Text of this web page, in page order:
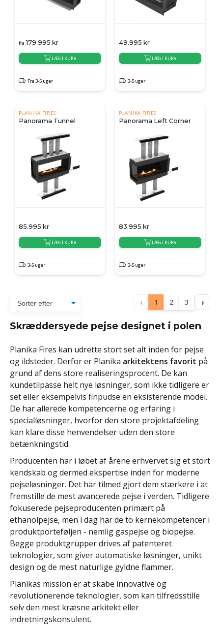
fra 179.995 kr
LÆG I KURV
Fra 3-5 uger
49.995 kr
LÆG I KURV
3-5 uger
PLANIKA FIRES
Panorama Tunnel
85.995 kr
LÆG I KURV
3-5 uger
PLANIKA FIRES
Panorama Left Corner
83.995 kr
LÆG I KURV
3-5 uger
‹ 1 2 3 ›
Skræddersyede pejse designet i polen
Planika Fires kan udrette stort set alt inden for pejse
og ildsteder. Derfor er Planika arkitektens favorit på
grund af dens store realiseringsprocent. De kan
kundetilpasse helt nye løsninger, som ikke tidligere er
set eller eksempelvis finpudse en eksisterende model.
De har allerede kompetencerne og erfaring i
specialløsninger, hvorfor den store projektafdeling
kan klare disse henvendelser uden den store
betænkningstid.
Producenten har i løbet af årene erhvervet sig et stort
kendskab og dermed ekspertise inden for moderne
pejseløsninger. Det har tilmed gjort dem stærkere i at
fremstille de mest avancerede pejse i verden. Tidligere
fokuserede pejseproducenten primært på
ethanolpejse, men i dag har de to kernekompetencer i
produktporteføljen - nemlig gaspejse og biopejse.
Begge produktgrupper drives af patenteret
teknologier, som giver automatiske løsninger, unikt
design og de mest naturlige gyldne flammer.
Planikas mission er at skabe innovative og
revolutionerende teknologier, som kan tilfredsstille
selv den mest kræsne arkitekt eller
indretningskonsulent.